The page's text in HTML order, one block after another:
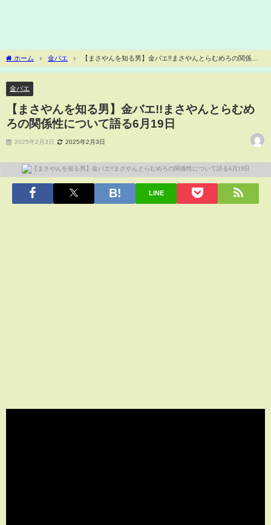
ホーム 金バエ
【まさやんを知る男】金バエ!!まさやんとらむめろの関係性
について語る6月19日
金バエ
【まさやんを知る男】金バエ!!まさやんとらむめ
ろの関係性について語る6月19日
2025年2月3日 2025年2月3日
LINE